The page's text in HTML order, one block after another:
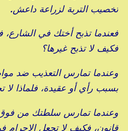
تخصيب التربة لزراعة داعش.
فعندما تذبح أختك في
فكيف لا تذبح غيرها؟
وعندما تمارس التعذيب ضد
بسبب رأي أو عقيدة، فلماذا لا
وعندما تمارس سلطتك من فوق
قانون، فكيف لا تجعل الاجرام